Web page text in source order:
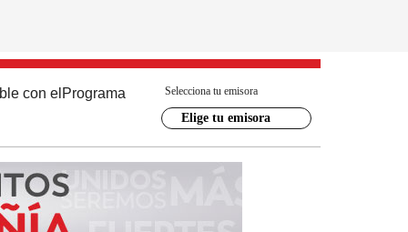
con el Programa Selecciona tu emisora
Elige tu emisora